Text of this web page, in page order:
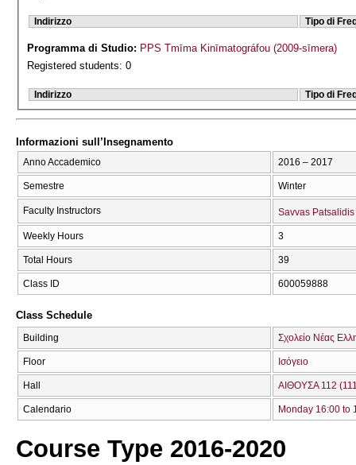
Indirizzo Tipo di
Programma di Studio: PPS Tmīma Kinīmatográfou (2009-sīmera)
Registered students: 0
Indirizzo Tipo di
Informazioni sull’Insegnamento
Anno Accademico 2016 – 2017
Semestre Winter
Faculty Instructors Savvas Patsalidis
Weekly Hours 3
Total Hours 39
Class ID 600059888
Class Schedule
Building Σχολείο Νέας
Floor Ισόγειο
Hall ΑΙΘΟΥΣΑ 112
Calendario Monday 16:00 to
Course Type 2016-2020